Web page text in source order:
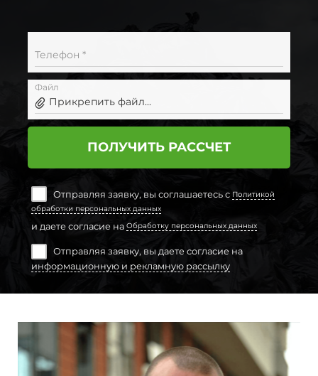
Телефон *
Файл
Прикрепить файл...
ПОЛУЧИТЬ РАССЧЕТ
Отправляя заявку, вы соглашаетесь с Политикой
обработки персональных данных
и даете согласие на Обработку персональных данных
Отправляя заявку, вы даете согласие на
информационную и рекламную рассылку